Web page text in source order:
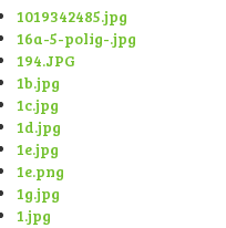
1019342485.jpg
16a-5-polig-.jpg
194.JPG
1b.jpg
1c.jpg
1d.jpg
1e.jpg
1e.png
1g.jpg
1.jpg